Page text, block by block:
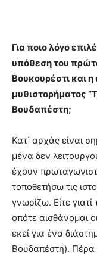
Για ποιο λόγο
υπόθεση του
Βουκουρέστι και
μυθιστορήματος
Βουδαπέστη;
Κατ΄ αρχάς είναι
μένα δεν
έχουν
τοποθετήσω τις
γνωρίζω. Είτε
οπότε αισθάνομαι
εκεί για ένα
Βουδαπέστη). Πέρα